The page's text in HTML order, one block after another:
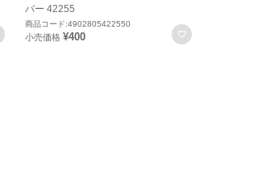
お気に入りに登録
バー 42255
商品コード:4902805422550
小売価格 ¥400